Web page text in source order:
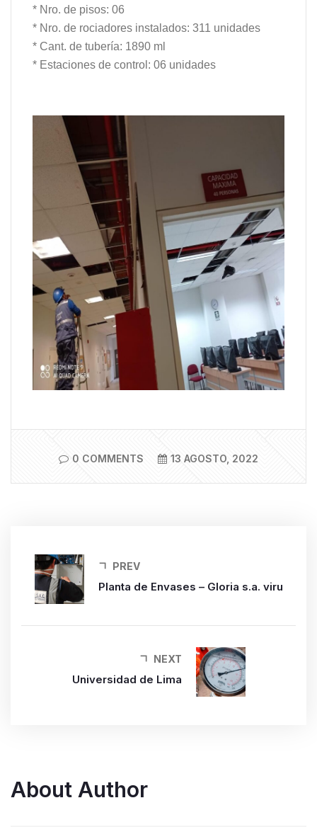
* Nro. de pisos: 06
* Nro. de rociadores instalados: 311 unidades
* Cant. de tubería: 1890 ml
* Estaciones de control: 06 unidades
0 COMMENTS 13 AGOSTO, 2022
PREV
Planta de Envases – Gloria s.a. viru
NEXT
Universidad de Lima
About Author